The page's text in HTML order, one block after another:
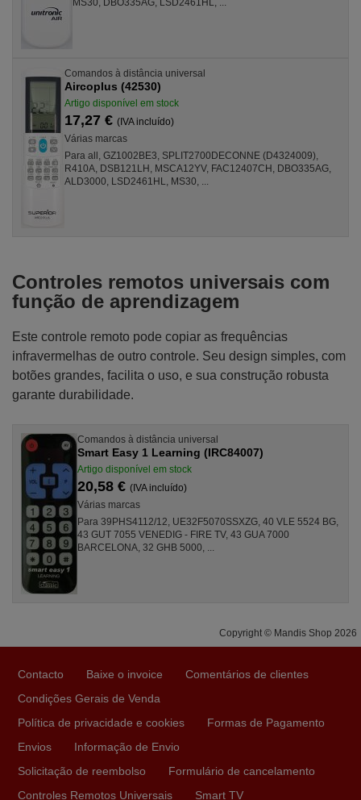
MS30, DBO335AG, LSD2461HL, ...
Comandos à distância universal
Aircoplus (42530)
Artigo disponível em stock
17,27 € (IVA incluído)
Várias marcas
Para all, GZ1002BE3, SPLIT2700DECONNE (D4324009),
R410A, DSB121LH, MSCA12YV, FAC12407CH, DBO335AG,
ALD3000, LSD2461HL, MS30, ...
Controles remotos universais com
função de aprendizagem
Este controle remoto pode copiar as frequências
infravermelhas de outro controle. Seu design simples, com
botões grandes, facilita o uso, e sua construção robusta
garante durabilidade.
Comandos à distância universal
Smart Easy 1 Learning (IRC84007)
Artigo disponível em stock
20,58 € (IVA incluído)
Várias marcas
Para 39PHS4112/12, UE32F5070SSXZG, 40 VLE 5524 BG,
43 GUT 7055 VENEDIG - FIRE TV, 43 GUA 7000
BARCELONA, 32 GHB 5000, ...
Copyright © Mandis Shop 2026
Contacto Baixe o invoice
Comentários de clientes
Condições Gerais de Venda
Política de privacidade e cookies
Formas de Pagamento
Envios
Informação de Envio
Solicitação de reembolso
Formulário de cancelamento
Controles Remotos Universais
Smart TV